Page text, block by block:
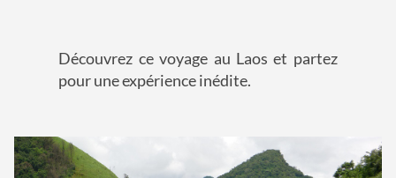
Découvrez ce voyage au Laos et partez
pour une expérience inédite.